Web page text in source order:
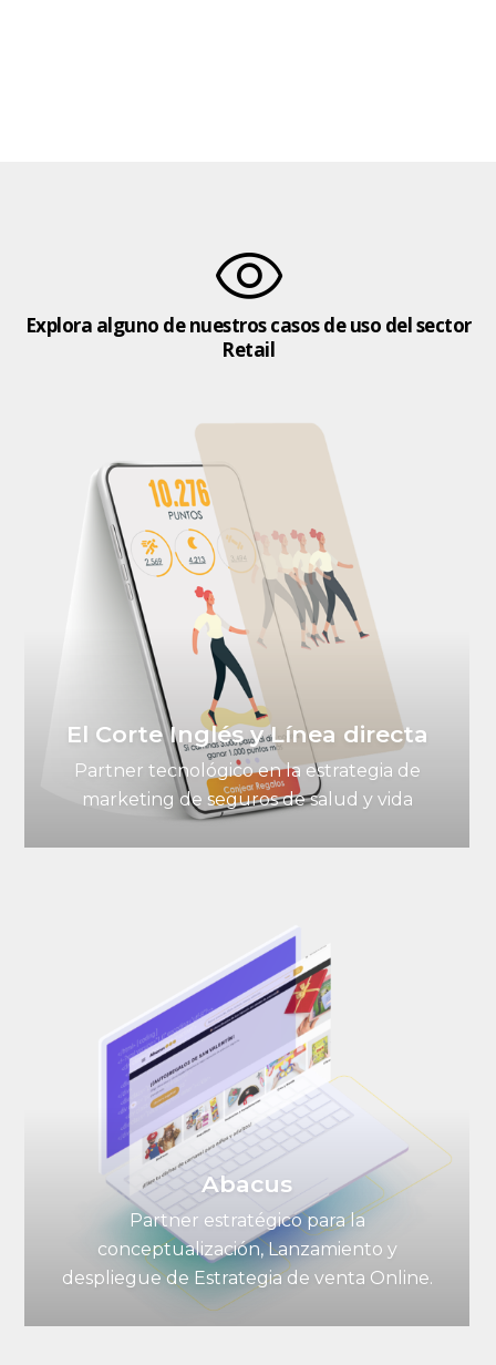
Explora alguno de nuestroscasos de uso del sector
Retail
El Corte Inglés y Línea directa
Partner tecnológico en la estrategia de
marketing de seguros de salud y vida
Abacus
Partner estratégico para la
conceptualización, Lanzamiento y
despliegue de Estrategia de venta Online.